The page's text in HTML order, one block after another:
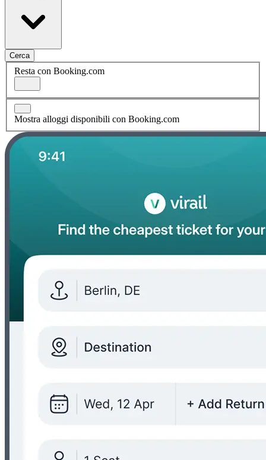
Cerca
Resta con Booking.com
Mostra alloggi disponibili con Booking.com